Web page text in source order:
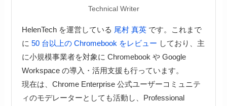
Technical Writer
HelenTech を運営している 尾村 真英です。これまで
に 50 台以上の Chromebook をレビュー しており、主
に小規模事業者を対象に Chromebook や Google
Workspace の導入・活用支援も行っています。
現在は、Chrome Enterprise 公式ユーザーコミュニテ
ィのモデレーターとしても活動し、Professional